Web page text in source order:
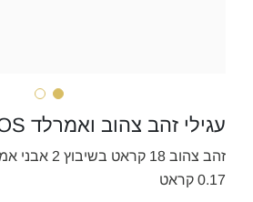
עגילי זהב צהוב ואמרלד METEOROS
זהב צהוב 18
0.17 קראט